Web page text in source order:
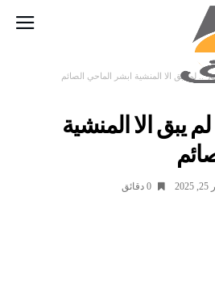
.. لم يبق الا المنشية ابشر الماحي الصائم
يبق الا المنشية
0 ‫دقائق‬